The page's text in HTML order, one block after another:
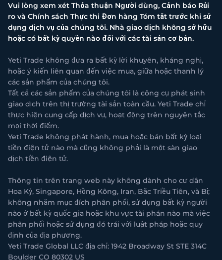
Vui lòng xem xét Thỏa thuận Người dùng, Cảnh báo Rủi
ro và Chính sách Thực thi Đơn hàng Tóm tắt trước khi sử
dụng dịch vụ của chúng tôi. Nhà giao dịch không sở hữu
hoặc có bất kỳ quyền nào đối với các tài sản cơ bản.
Yeti Trade không đưa ra bất kỳ lời khuyên, kháng nghị,
hoặc ý kiến liên quan đến việc mua, giữa hoặc thanh lý
các sản phẩm của chúng tôi.
Tất cả các sản phẩm của chúng tôi là công cụ phát sinh
giao dịch trên thị trường tài sản toàn cầu. Yeti Trade chỉ
thực hiện cung cấp dịch vụ, hoạt động trên nguyên tắc
mọi thời điểm.
Yeti Trade không phát hành, mua hoặc bán bất kỳ loại
tiền điện tử nào mà cũng không phải là một sàn giao
dịch tiền điện tử.
Thông tin trên trang web này không dành cho cư dân
Hoa Kỳ, Singapore, Hồng Kông, Iran, Bắc Triều Tiên, và Bỉ;
không nhằm mục đích phân phối, sử dụng bất kỳ người
nào ở bất kỳ quốc gia hoặc khu vực tài phán nào mà việc
phân phối hoặc sử dụng đó trái với luật pháp hoặc quy
định của địa phương.
Yeti Trade Global LLC địa chỉ: 1942 Broadway St STE 314C
Boulder CO 80302 US